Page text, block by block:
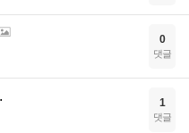
0
댓글
1
댓글